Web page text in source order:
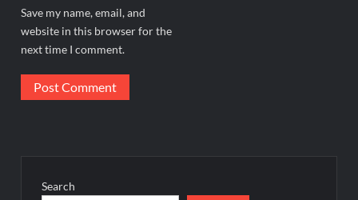
Save my name, email, and
website in this browser for the
next time I comment.
Search